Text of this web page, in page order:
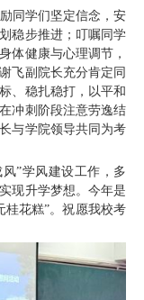
同学们坚定信念，安
稳步推进；叮嘱同学
体健康与心理调节，
飞副院长充分肯定同
、稳扎稳打，以平和
冲刺阶段注意劳逸结
与学院领导共同为考
”学风建设工作，多
现升学梦想。今年是
桂花糕”。祝愿我校考